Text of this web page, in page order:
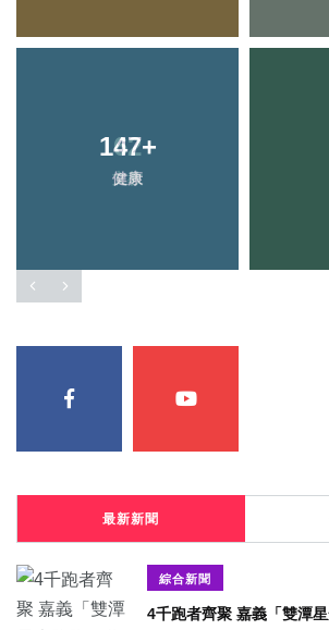
147+
健康
最新新聞
綜合新聞
4千跑者齊聚 嘉義「雙潭